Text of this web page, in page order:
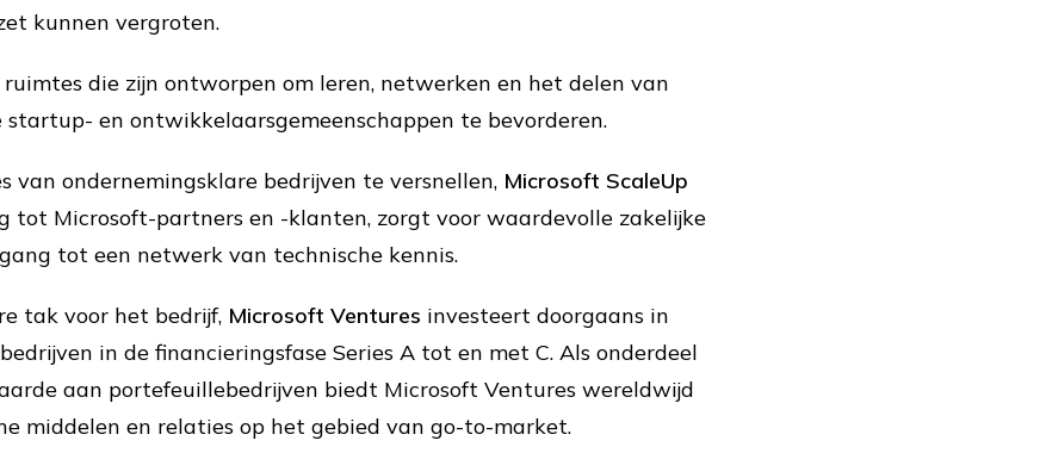
kunnen vergroten.
ruimtes die zijn ontworpen om leren, netwerken en het delen van
en ontwikkelaarsgemeenschappen te bevorderen.
van ondernemingsklare bedrijven te versnellen, Microsoft ScaleUp
tot Microsoft-partners en -klanten, zorgt voor waardevolle zakelijke
tot een netwerk van technische kennis.
tak voor het bedrijf, Microsoft Ventures investeert doorgaans in
in de financieringsfase Series A tot en met C. Als onderdeel
aan portefeuillebedrijven biedt Microsoft Ventures wereldwijd
middelen en relaties op het gebied van go-to-market.